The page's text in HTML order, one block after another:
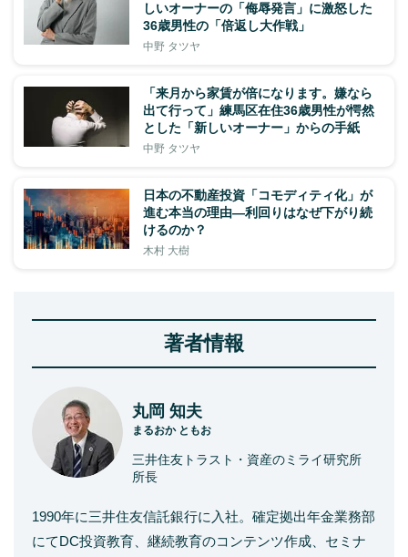
しいオーナーの「侮辱発言」に激怒した
36歳男性の「倍返し大作戦」
中野 タツヤ
「来月から家賃が倍になります。嫌なら
出て行って」練馬区在住36歳男性が愕然
とした「新しいオーナー」からの手紙
中野 タツヤ
日本の不動産投資「コモディティ化」が
進む本当の理由―利回りはなぜ下がり続
けるのか？
木村 大樹
著者情報
丸岡 知夫
まるおか ともお
三井住友トラスト・資産のミライ研究所
所長
1990年に三井住友信託銀行に入社。確定拠出年金業務部
にてDC投資教育、継続教育のコンテンツ作成、セミナ